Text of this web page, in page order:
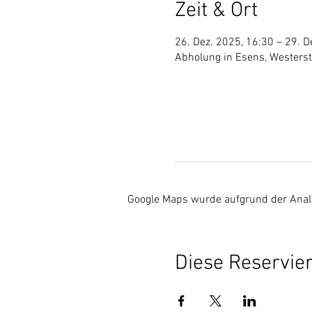
Zeit & Ort
26. Dez. 2025, 16:30 – 29.
Abholung in Esens,
Google Maps wurde aufgrund der
Diese